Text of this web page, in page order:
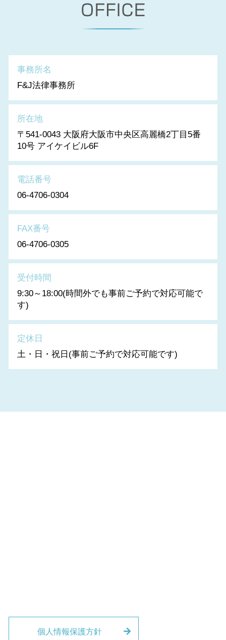
事務所名
F&J法律事務所
所在地
〒541-0043 大阪府大阪市中央区高麗橋2丁目5番
10号 アイケイビル6F
電話番号
06-4706-0304
FAX番号
06-4706-0305
受付時間
9:30～18:00(時間外でも事前ご予約で対応可能で
す)
定休日
土・日・祝日(事前ご予約で対応可能です)
個人情報保護方針